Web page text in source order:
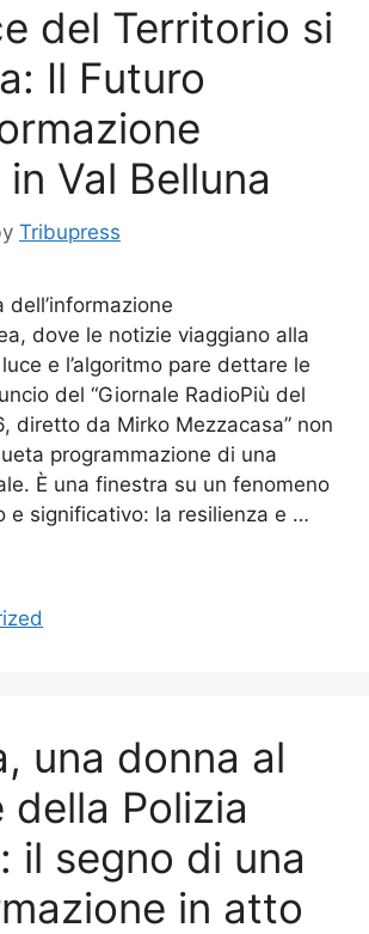
del Territorio si
Il Futuro
Val Belluna
Tribupress
dove le notizie viaggiano alla
e l’algoritmo pare dettare le
del “Giornale RadioPiù del
diretto da Mirko Mezzacasa” non
programmazione di una
È una finestra su un fenomeno
e significativo: la resilienza e …
una donna al
Polizia
il segno di una
in atto